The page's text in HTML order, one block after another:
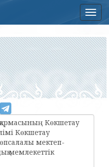
Көкшетау
Көкшетау
мектеп-
мемлекеттік